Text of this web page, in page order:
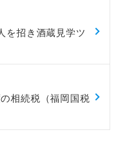
を招き酒蔵見学ツ
相続税（福岡国税